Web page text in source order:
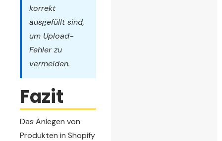
korrekt
ausgefüllt sind,
um Upload-
Fehler zu
vermeiden.
Fazit
Das Anlegen von
Produkten in Shopify